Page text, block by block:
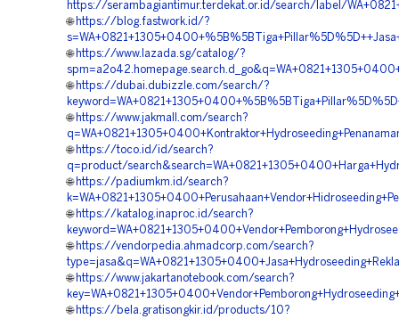
https://serambagiantimur.terdekat.or.id/search/label/
🌐 https://blog.fastwork.id/?
🌐 https://www.lazada.sg/catalog/?
🌐 https://dubai.dubizzle.com/search/?
🌐 https://www.jakmall.com/search?
🌐 https://toco.id/id/search?
q=product/
🌐 https://padiumkm.id/search?
🌐 https://katalog.inaproc.id/search?
🌐 https://vendorpedia.ahmadcorp.com/search?
🌐 https://www.jakartanotebook.com/search?
🌐 https://bela.gratisongkir.id/products/10?